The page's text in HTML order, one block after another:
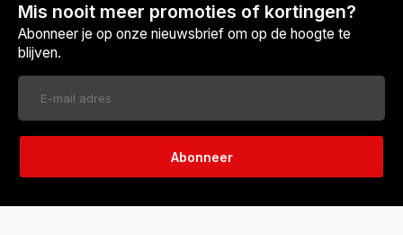
Mis nooit meer promoties of kortingen?
Abonneer je op onze nieuwsbrief om op de hoogte te
blijven.
Abonneer